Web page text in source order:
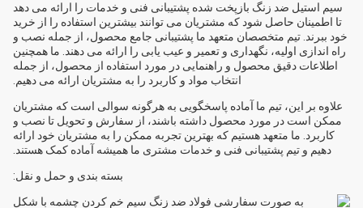
سیم استیل ضد زنگ بازپخت شده پشتیبانی فنی و خدمات را ارائه می دهد
تا اطمینان حاصل شود که مشتریان می توانند بیشترین استفاده را از خرید
خود ببرند. تیم متخصصان متعهد ما پشتیبانی جامع محصول، از جمله نصب و
راه اندازی اولیه، نگهداری و تعمیر و عیب یابی را ارائه می دهند. ما همچنین
اطلاعات دقیق محصول و راهنمایی در مورد استفاده از محصول، از جمله
انتخاب مواد و کاربرد را به مشتریان ارائه می دهیم.
علاوه بر این، تیم ما آماده پاسخگویی به هرگونه سوالی است که مشتریان
ممکن است در مورد محصول داشته باشند، از سفارش و تحویل تا نصب و
کاربرد. ما متعهد هستیم که بهترین تجربه ممکن را به مشتریان خود ارائه
دهیم و تیم پشتیبانی فنی و خدمات مشتری ما همیشه آماده کمک هستند.
بسته بندی و حمل و نقل: